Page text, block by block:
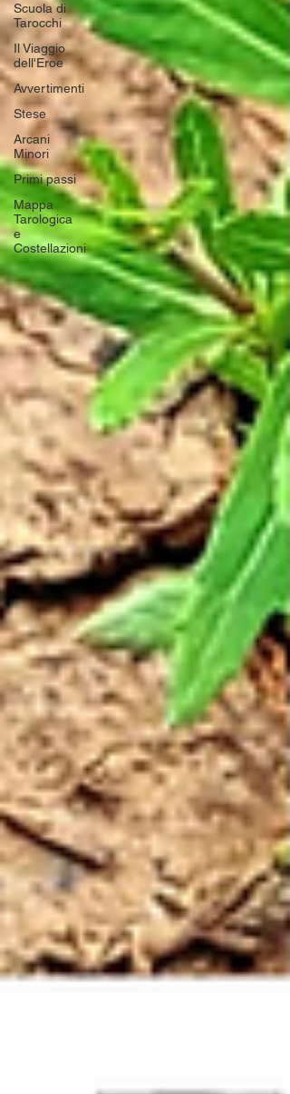
Scuola di
Tarocchi
Il Viaggio
dell'Eroe
Avvertimenti
Stese
Arcani
Minori
Primi passi
Mappa
Tarologica
e
Costellazioni